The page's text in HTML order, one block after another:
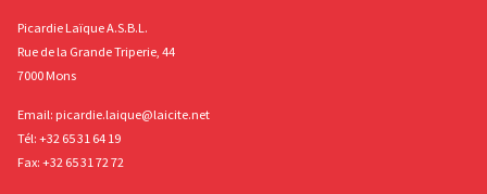
Picardie Laïque A.S.B.L.
Rue de la Grande Triperie, 44
7000 Mons
Email: picardie.laique@laicite.net
Tél: +32 65 31 64 19
Fax: +32 65 31 72 72